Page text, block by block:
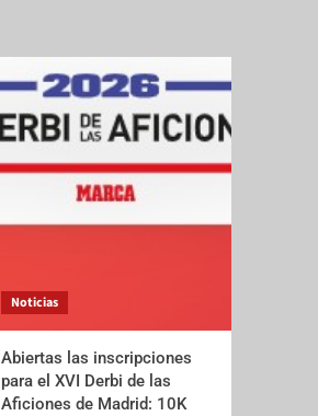
Noticias
Abiertas las inscripciones
para el XVI Derbi de las
Aficiones de Madrid: 10K